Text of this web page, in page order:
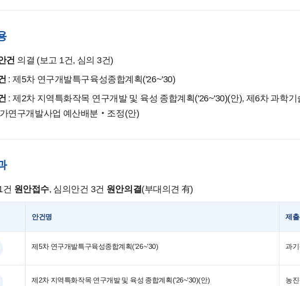
건 의결 (보고 1건, 심의 3건)
: 제5차 연구개발특구육성종합계획('26~'30)
: 제2차 지역특화작목 연구개발 및 육성 종합계획('26~'30)(안), 제6차 과학
연구개발사업 예산배분‧조정(안)
건 원안접수, 심의안건 3건 원안의결(부대의견 有)
안건명 제
제5차 연구개발특구육성종합계획('26~'30) 과
제2차 지역특화작목 연구개발 및 육성 종합계획('26~'30)(안) 농